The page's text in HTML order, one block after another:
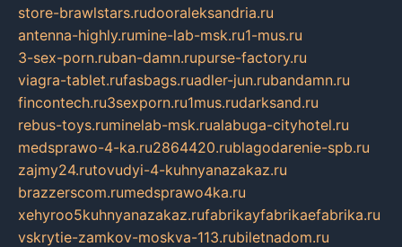
store-brawlstars.rudooraleksandria.ru
antenna-highly.rumine-lab-msk.ru1-mus.ru
3-sex-porn.ruban-damn.rupurse-factory.ru
viagra-tablet.rufasbags.ruadler-jun.rubandamn.ru
fincontech.ru3sexporn.ru1mus.rudarksand.ru
rebus-toys.ruminelab-msk.rualabuga-cityhotel.ru
medsprawo-4-ka.ru2864420.rublagodarenie-spb.ru
zajmy24.rutovudyi-4-kuhnyanazakaz.ru
brazzerscom.rumedsprawo4ka.ru
xehyroo5kuhnyanazakaz.rufabrikayfabrikaefabrika.ru
vskrytie-zamkov-moskva-113.rubiletnadom.ru